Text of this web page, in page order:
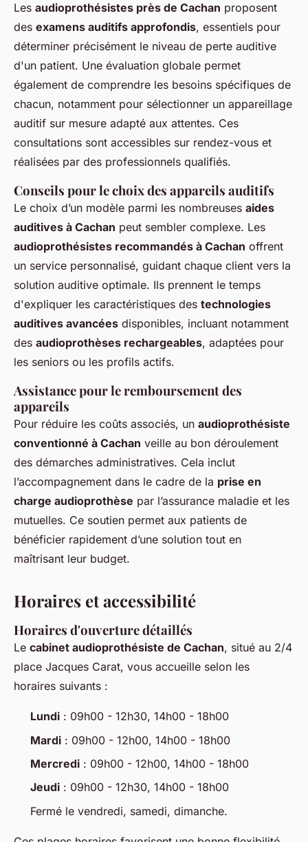
Les audioprothésistes près de Cachan proposent
des examens auditifs approfondis, essentiels pour
déterminer précisément le niveau de perte auditive
d'un patient. Une évaluation globale permet
également de comprendre les besoins spécifiques de
chacun, notamment pour sélectionner un appareillage
auditif sur mesure adapté aux attentes. Ces
consultations sont accessibles sur rendez-vous et
réalisées par des professionnels qualifiés.
Conseils pour le choix des appareils auditifs
Le choix d’un modèle parmi les nombreuses aides
auditives à Cachan peut sembler complexe. Les
audioprothésistes recommandés à Cachan offrent
un service personnalisé, guidant chaque client vers la
solution auditive optimale. Ils prennent le temps
d'expliquer les caractéristiques des technologies
auditives avancées disponibles, incluant notamment
des audioprothèses rechargeables, adaptées pour
les seniors ou les profils actifs.
Assistance pour le remboursement des
appareils
Pour réduire les coûts associés, un audioprothésiste
conventionné à Cachan veille au bon déroulement
des démarches administratives. Cela inclut
l’accompagnement dans le cadre de la prise en
charge audioprothèse par l’assurance maladie et les
mutuelles. Ce soutien permet aux patients de
bénéficier rapidement d’une solution tout en
maîtrisant leur budget.
Horaires et accessibilité
Horaires d'ouverture détaillés
Le cabinet audioprothésiste de Cachan, situé au 2/4
place Jacques Carat, vous accueille selon les
horaires suivants :
Lundi : 09h00 - 12h30, 14h00 - 18h00
Mardi : 09h00 - 12h00, 14h00 - 18h00
Mercredi : 09h00 - 12h00, 14h00 - 18h00
Jeudi : 09h00 - 12h30, 14h00 - 18h00
Fermé le vendredi, samedi, dimanche.